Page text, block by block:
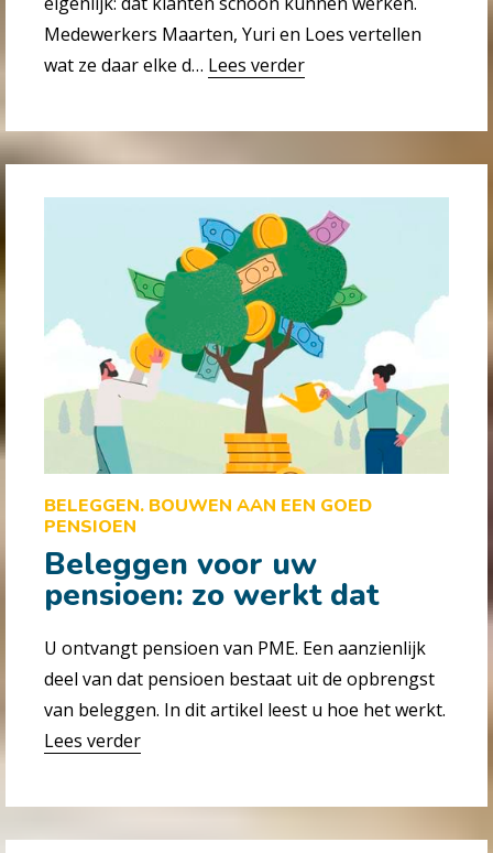
Medewerkers Maarten, Yuri en Loes vertellen
wat ze daar elke d… Lees verder
BELEGGEN. BOUWEN AAN EEN GOED
PENSIOEN
Beleggen voor uw
pensioen: zo werkt dat
U ontvangt pensioen van PME. Een aanzienlijk
deel van dat pensioen bestaat uit de opbrengst
van beleggen. In dit artikel leest u hoe het werkt.
Lees verder